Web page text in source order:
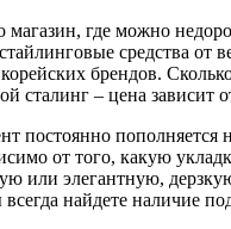
магазин, где можно
средства от
брендов.
сталинг – цена зависит
постоянно пополняется
от того, какую
или элегантную,
найдете наличие